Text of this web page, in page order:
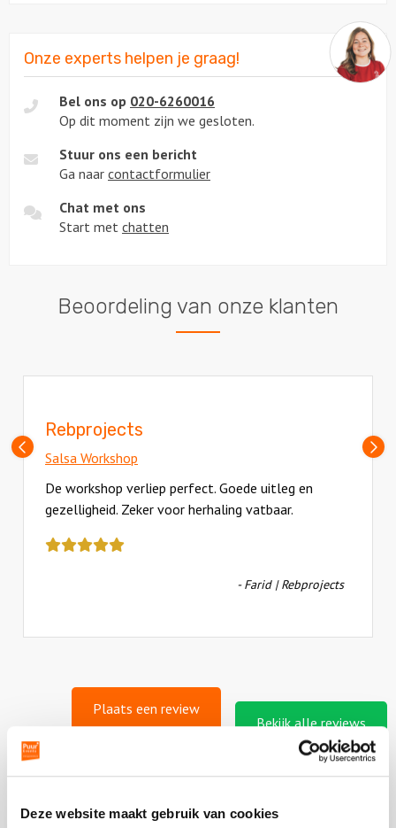
Deze website maakt gebruik van cookies
Onze experts helpen je graag!
Bel ons op 020-6260016
Op dit moment zijn we gesloten.
Stuur ons een bericht
Ga naar contactformulier
Chat met ons
Start met chatten
Beoordeling van onze klanten
Vorige
slide
Rebprojects
Salsa Workshop
De workshop verliep perfect. Goede uitleg en
gezelligheid. Zeker voor herhaling vatbaar.
review
een
- Farid | Rebprojects
Plaats een review
Bekijk alle reviews